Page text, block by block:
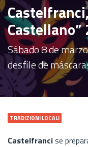
Castellano”
Sábado 8 de
desfile de
TRADIZIONI LOCALI
Castelfrancise